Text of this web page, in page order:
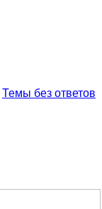
Темы без ответов